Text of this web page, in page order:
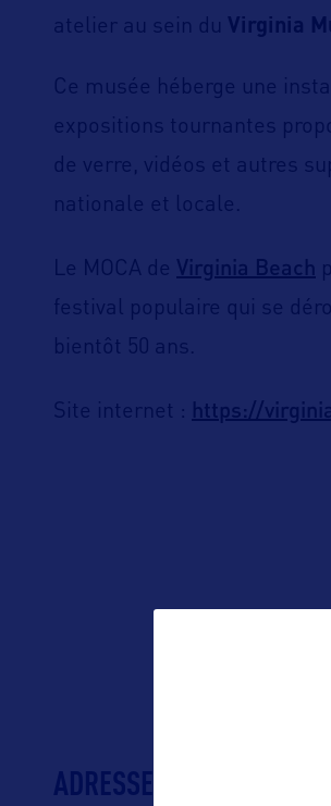
atelier au sein du Virginia
Ce musée héberge une
expositions tournantes
de verre, vidéos et autres
nationale et locale.
Le MOCA de Virginia Beach
festival populaire qui se
bientôt 50 ans.
Site internet : https://
ADRESSES